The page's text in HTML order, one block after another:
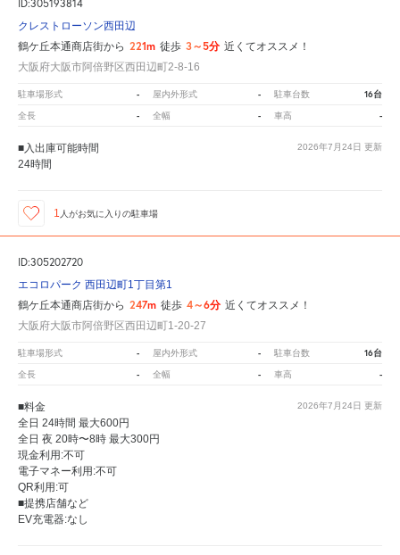
ID:305193814
クレストローソン西田辺
鶴ケ丘本通商店街から 221m 徒歩 3～5分 近くてオススメ！
大阪府大阪市阿倍野区西田辺町2-8-16
駐車場形式 - 屋内外形式 - 駐車台数 16台
全長 - 全幅 - 車高 -
2026年7月24日 更新
■入出庫可能時間
24時間
1 人がお気に入りの駐車場
ID:305202720
エコロパーク 西田辺町1丁目第1
鶴ケ丘本通商店街から 247m 徒歩 4～6分 近くてオススメ！
大阪府大阪市阿倍野区西田辺町1-20-27
駐車場形式 - 屋内外形式 - 駐車台数 16台
全長 - 全幅 - 車高 -
2026年7月24日 更新
■料金
全日 24時間 最大600円
全日 夜 20時〜8時 最大300円
現金利用:不可
電子マネー利用:不可
QR利用:可
■提携店舗など
EV充電器:なし